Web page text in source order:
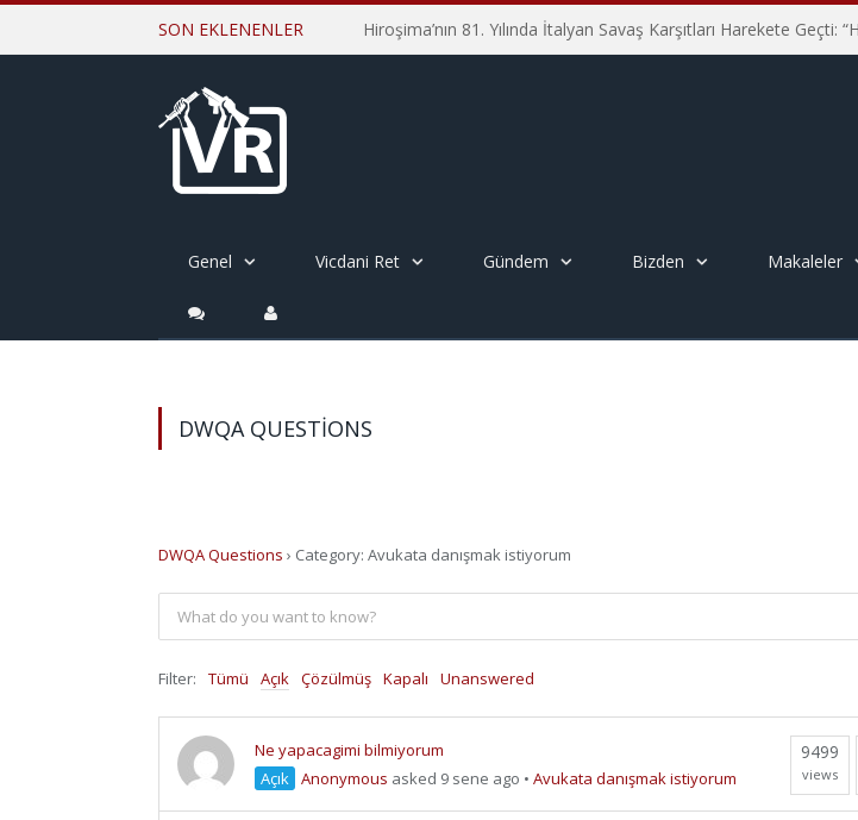
SON EKLENENLER
Genel Vicdani Ret Gündem Bizden Makaleler
DWQA QUESTIONS
DWQA Questions › Category: Avukata danışmak istiyorum
Filter: Tümü Açık Çözülmüş Kapalı Unanswered
Ne yapacagimi bilmiyorum
Açık Anonymous asked 9 sene ago • Avukata danışmak istiyorum
9499
views